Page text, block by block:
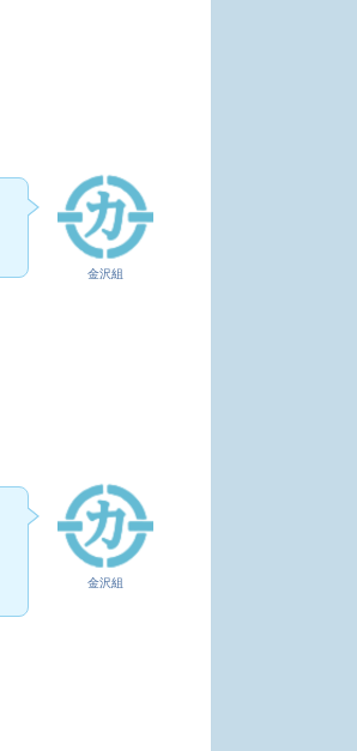
金沢組
金沢組